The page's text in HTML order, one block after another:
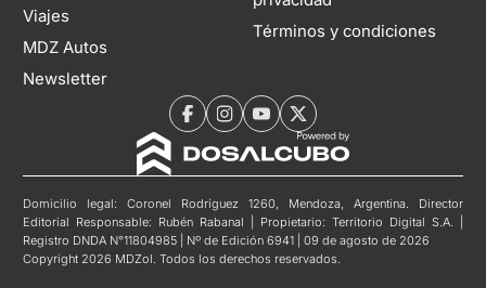
Viajes
MDZ Autos
Newsletter
Términos y condiciones
Domicilio legal: Coronel Rodríguez 1260, Mendoza, Argentina. Director
Editorial Responsable: Rubén Rabanal | Propietario: Territorio Digital S.A. |
Registro DNDA N°11804985 | Nº de Edición 6941 | 09 de agosto de 2026
Copyright 2026 MDZol. Todos los derechos reservados.